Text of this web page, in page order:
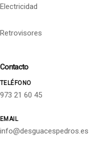
Electricidad
Retrovisores
Contacto
TELÉFONO
973 21 60 45
EMAIL
info@desguacespedros.es